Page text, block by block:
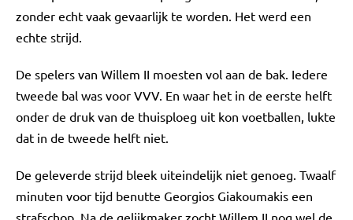
zonder echt vaak gevaarlijk te worden. Het werd een
echte strijd.
De spelers van Willem II moesten vol aan de bak. Iedere
tweede bal was voor VVV. En waar het in de eerste helft
onder de druk van de thuisploeg uit kon voetballen, lukte
dat in de tweede helft niet.
De geleverde strijd bleek uiteindelijk niet genoeg. Twaalf
minuten voor tijd benutte Georgios Giakoumakis een
strafschop. Na de gelijkmaker zocht Willem II nog wel de